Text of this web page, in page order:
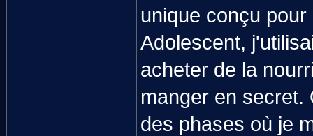
unique conçu
Adolescent,
acheter de la
manger en secret.
des phases où je